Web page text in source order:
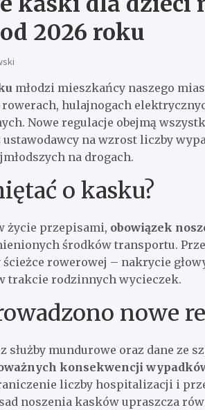
2026 roku
młodzi mieszkańcy naszego
hulajnogach
Nowe regulacje obejmą
na wzrost liczby
na drogach.
o kasku?
życie przepisami, obowiązek
środków transportu.
rowerowej – nakrycie
trakcie rodzinnych wycieczek.
nowe
służby mundurowe oraz dane ze
konsekwencji
liczby hospitalizacji i
noszenia kasków upraszcza